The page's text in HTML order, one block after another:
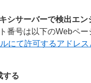
シサーバーで検出エ
番号は以下のWebペ
にて許可するアドレ
する